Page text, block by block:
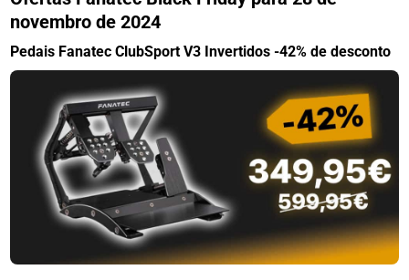
novembro de 2024
Pedais Fanatec ClubSport V3 Invertidos -42% de desconto